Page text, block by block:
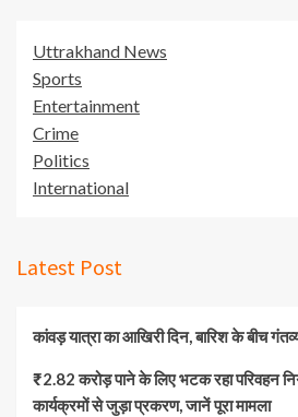
Uttrakhand News
Sports
Entertainment
Crime
Politics
International
Latest Post
कांवड़ यात्रा का आखिरी दिन, बारिश के बीच
₹2.82 करोड़ पाने के लिए भटक रहा परिवहन
कार्यक्रमों से जुड़ा प्रकरण, जानें पूरा मामला